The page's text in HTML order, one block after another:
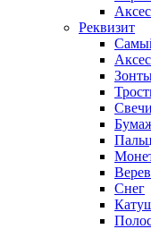
Реквизит
Свечи
Снег